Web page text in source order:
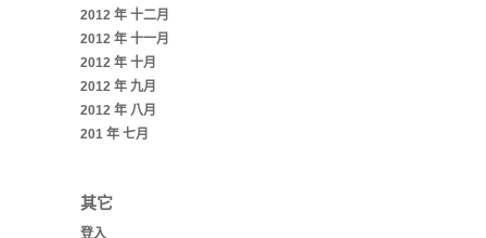
2012 年 十二月
2012 年 十一月
2012 年 十月
2012 年 九月
2012 年 八月
201 年 七月
其它
登入